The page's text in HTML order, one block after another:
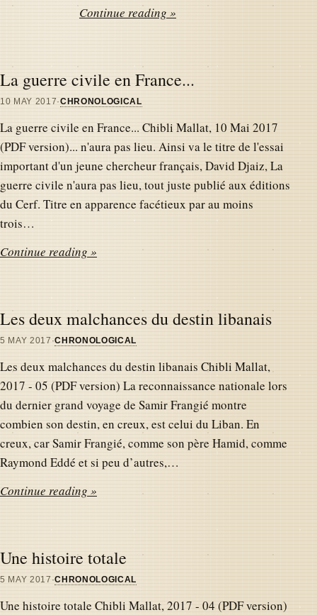
Continue reading »
La guerre civile en France...
10 MAY 2017·CHRONOLOGICAL
La guerre civile en France... Chibli Mallat, 10 Mai 2017
(PDF version)... n'aura pas lieu. Ainsi va le titre de l'essai
important d'un jeune chercheur français, David Djaiz, La
guerre civile n'aura pas lieu, tout juste publié aux éditions
du Cerf. Titre en apparence facétieux par au moins
trois…
Continue reading »
Les deux malchances du destin libanais
5 MAY 2017 ·CHRONOLOGICAL
Les deux malchances du destin libanais Chibli Mallat,
2017 - 05 (PDF version) La reconnaissance nationale lors
du dernier grand voyage de Samir Frangié montre
combien son destin, en creux, est celui du Liban. En
creux, car Samir Frangié, comme son père Hamid, comme
Raymond Eddé et si peu d’autres,…
Continue reading »
Une histoire totale
5 MAY 2017 ·CHRONOLOGICAL
Une histoire totale Chibli Mallat, 2017 - 04 (PDF version)